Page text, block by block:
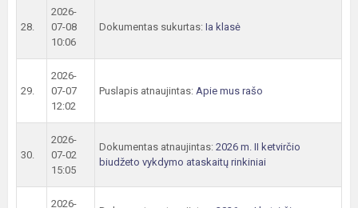
28.
2026-
07-08
10:06
Dokumentas sukurtas: Ia klasė
29.
2026-
07-07
12:02
Puslapis atnaujintas: Apie mus rašo
30.
2026-
07-02
15:05
Dokumentas atnaujintas: 2026 m. II ketvirčio
biudžeto vykdymo ataskaitų rinkiniai
2026-